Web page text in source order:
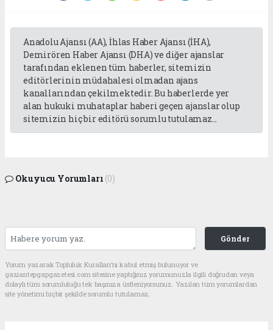
Anadolu Ajansı (AA), İhlas Haber Ajansı (İHA),
Demirören Haber Ajansı (DHA) ve diğer ajanslar
tarafından eklenen tüm haberler, sitemizin
editörlerinin müdahalesi olmadan ajans
kanallarından çekilmektedir. Bu haberlerde yer
alan hukuki muhataplar haberi geçen ajanslar olup
sitemizin hiç bir editörü sorumlu tutulamaz...
Okuyucu Yorumları (0)
Gönder
Yorum yazarak Topluluk Kuralları’nı kabul etmiş bulunuyor ve
gaziantepgapgazetesi.com sitesine yaptığınız yorumunuzla ilgili doğrudan veya
dolaylı tüm sorumluluğu tek başınıza üstleniyorsunuz. Yazılan tüm yorumlardan
site yönetimi hiçbir şekilde sorumlu tutulamaz.